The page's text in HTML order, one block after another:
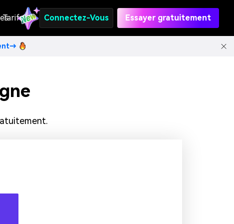
Tarifs Connectez-Vous Essayer gratuitement